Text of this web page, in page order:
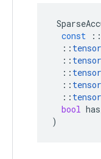
const
::
::
::
::
::
::
bool
)